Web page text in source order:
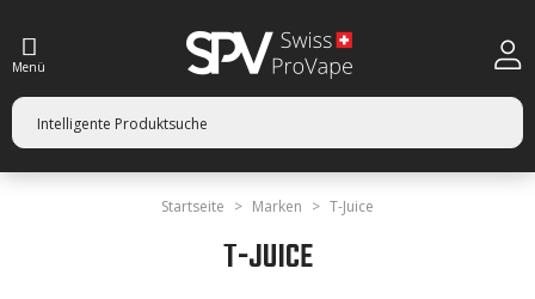
Menü
Startseite Marken T-Juice
T-JUICE